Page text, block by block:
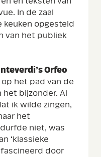
In de zaal
keuken opgesteld
van het publiek
Orfeo
het pad van de
het bijzonder. Al
ik wilde zingen,
het
niet, was
‘klassieke
door